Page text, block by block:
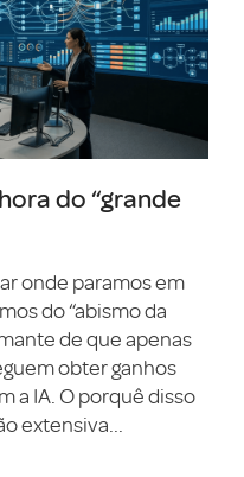
do “grande
onde paramos em
do “abismo da
de que apenas
obter ganhos
a IA. O porquê disso
extensiva...